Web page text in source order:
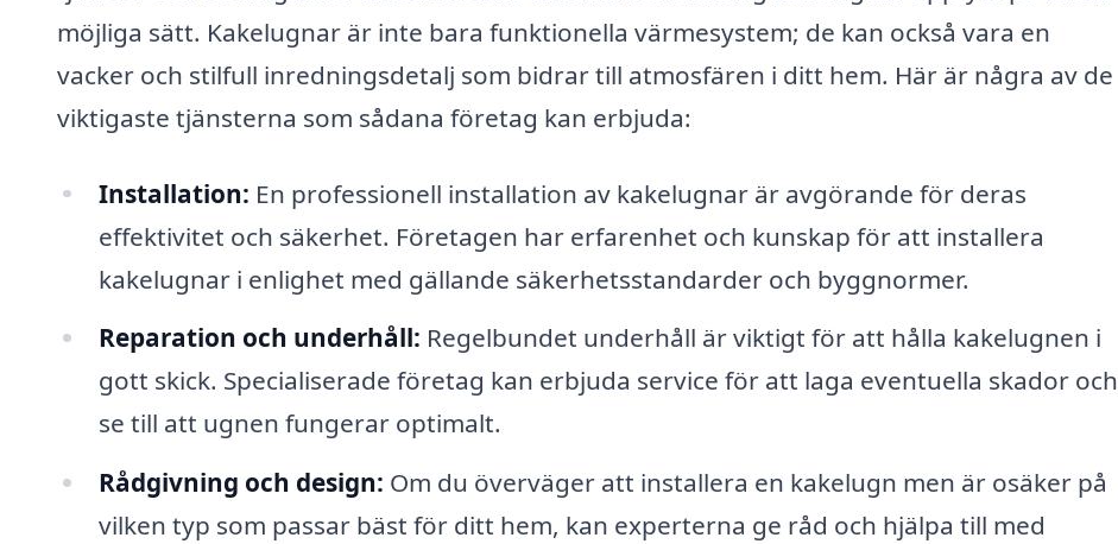
möjliga sätt. Kakelugnar är inte bara funktionella värmesystem; de kan också vara en
vacker och stilfull inredningsdetalj som bidrar till atmosfären i ditt hem. Här är några av de
viktigaste tjänsterna som sådana företag kan erbjuda:
Installation: En professionell installation av kakelugnar är avgörande för deras
effektivitet och säkerhet. Företagen har erfarenhet och kunskap för att installera
kakelugnar i enlighet med gällande säkerhetsstandarder och byggnormer.
Reparation och underhåll: Regelbundet underhåll är viktigt för att hålla kakelugnen i
gott skick. Specialiserade företag kan erbjuda service för att laga eventuella skador och
se till att ugnen fungerar optimalt.
Rådgivning och design: Om du överväger att installera en kakelugn men är osäker på
vilken typ som passar bäst för ditt hem, kan experterna ge råd och hjälpa till med